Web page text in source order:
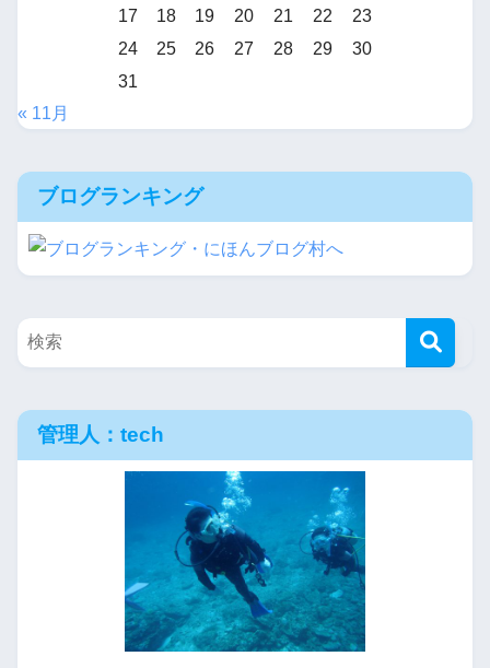
17
18 19 20 21 22
23
24
25 26 27 28 29
30
31
« 11月
ブログランキング
管理人：tech